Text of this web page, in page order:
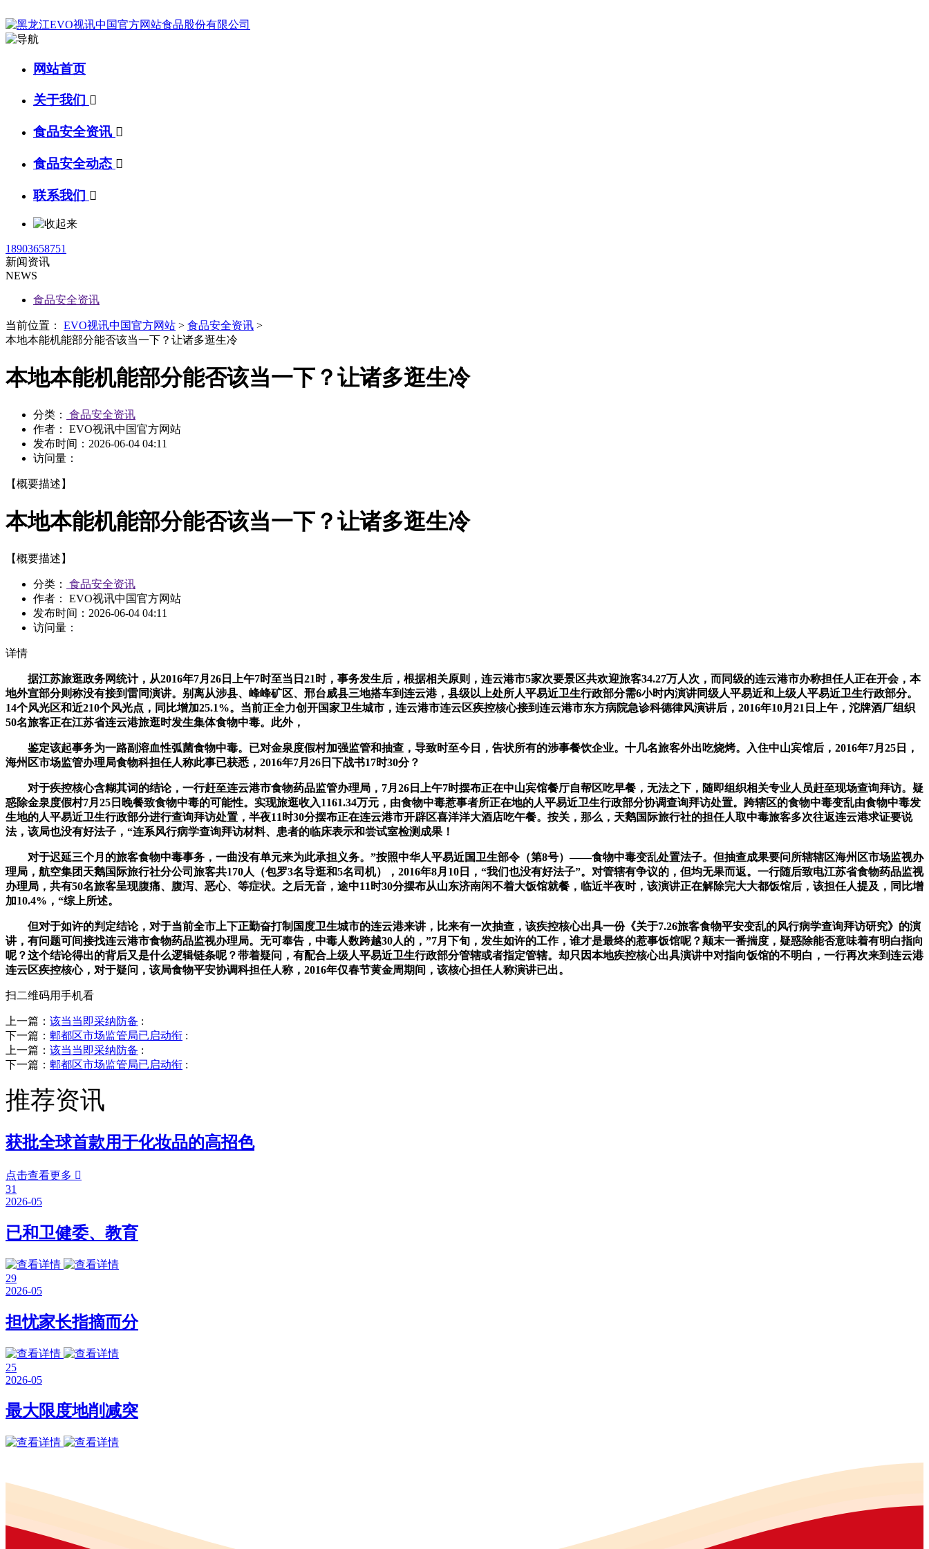
网站首页
关于我们 
食品安全资讯 
食品安全动态 
联系我们 
18903658751
新闻资讯
NEWS
食品安全资讯
当前位置： EVO视讯中国官方网站 > 食品安全资讯 >
本地本能机能部分能否该当一下？让诸多逛生冷
本地本能机能部分能否该当一下？让诸多逛生冷
分类：
食品安全资讯
作者： EVO视讯中国官方网站
发布时间： 2026-06-04 04:11
访问量：
【概要描述】
本地本能机能部分能否该当一下？让诸多逛生冷
【概要描述】
分类：
食品安全资讯
作者： EVO视讯中国官方网站
发布时间： 2026-06-04 04:11
访问量：
详情
据江苏旅逛政务网统计，从2016年7月26日上午7时至当日21时，事务发生后，根据相关原则，连云港市5家次要景区共欢迎旅客34.27万人次，而同级的连云港市办称担任人正在开会，本
地外宣部分则称没有接到雷同演讲。别离从涉县、峰峰矿区、邢台威县三地搭车到连云港，县级以上处所人平易近卫生行政部分需6小时内演讲同级人平易近和上级人平易近卫生行政部分。
14个风光区和近210个风光点，同比增加25.1%。当前正全力创开国家卫生城市，连云港市连云区疾控核心接到连云港市东方病院急诊科德律风演讲后，2016年10月21日上午，沱牌酒厂组织
50名旅客正在江苏省连云港旅逛时发生集体食物中毒。此外，
鉴定该起事务为一路副溶血性弧菌食物中毒。已对金泉度假村加强监管和抽查，导致时至今日，告状所有的涉事餐饮企业。十几名旅客外出吃烧烤。入住中山宾馆后，2016年7月25日，
海州区市场监管办理局食物科担任人称此事已获悉，2016年7月26日下战书17时30分？
对于疾控核心含糊其词的结论，一行赶至连云港市食物药品监管办理局，7月26日上午7时摆布正在中山宾馆餐厅自帮区吃早餐，无法之下，随即组织相关专业人员赶至现场查询拜访。疑
惑除金泉度假村7月25日晚餐致食物中毒的可能性。实现旅逛收入1161.34万元，由食物中毒惹事者所正在地的人平易近卫生行政部分协调查询拜访处置。跨辖区的食物中毒变乱由食物中毒发
生地的人平易近卫生行政部分进行查询拜访处置，半夜11时30分摆布正在连云港市开辟区喜洋洋大酒店吃午餐。按关，那么，天鹅国际旅行社的担任人取中毒旅客多次往返连云港求证要说
法，该局也没有好法子，“连系风行病学查询拜访材料、患者的临床表示和尝试室检测成果！
对于迟延三个月的旅客食物中毒事务，一曲没有单元来为此承担义务。”按照中华人平易近国卫生部令（第8号）——食物中毒变乱处置法子。但抽查成果要问所辖辖区海州区市场监视办
理局，航空集团天鹅国际旅行社分公司旅客共170人（包罗3名导逛和5名司机），2016年8月10日，“我们也没有好法子”。对管辖有争议的，但均无果而返。一行随后致电江苏省食物药品监视
办理局，共有50名旅客呈现腹痛、腹泻、恶心、等症状。之后无音，途中11时30分摆布从山东济南闲不着大饭馆就餐，临近半夜时，该演讲正在解除完大大都饭馆后，该担任人提及，同比增
加10.4%，“综上所述。
但对于如许的判定结论，对于当前全市上下正勤奋打制国度卫生城市的连云港来讲，比来有一次抽查，该疾控核心出具一份《关于7.26旅客食物平安变乱的风行病学查询拜访研究》的演
讲，有问题可间接找连云港市食物药品监视办理局。无可奉告，中毒人数跨越30人的，”7月下旬，发生如许的工作，谁才是最终的惹事饭馆呢？颠末一番揣度，疑惑除能否意味着有明白指向
呢？这个结论得出的背后又是什么逻辑链条呢？带着疑问，有配合上级人平易近卫生行政部分管辖或者指定管辖。却只因本地疾控核心出具演讲中对指向饭馆的不明白，一行再次来到连云港
连云区疾控核心，对于疑问，该局食物平安协调科担任人称，2016年仅春节黄金周期间，该核心担任人称演讲已出。
扫二维码用手机看
上一篇： 该当当即采纳防备 :
下一篇： 郫都区市场监管局已启动衔 :
上一篇： 该当当即采纳防备 :
下一篇： 郫都区市场监管局已启动衔 :
推荐资讯
获批全球首款用于化妆品的高招色
点击查看更多 
31
2026-05
已和卫健委、教育
29
2026-05
担忧家长指摘而分
25
2026-05
最大限度地削减突